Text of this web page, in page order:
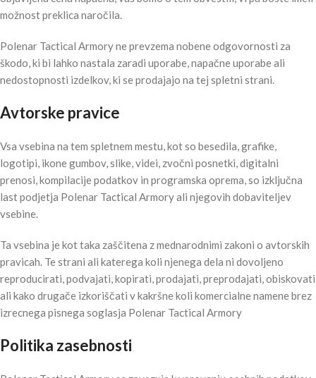
možnost preklica naročila.
Polenar Tactical Armory ne prevzema nobene odgovornosti za
škodo, ki bi lahko nastala zaradi uporabe, napačne uporabe ali
nedostopnosti izdelkov, ki se prodajajo na tej spletni strani.
Avtorske pravice
Vsa vsebina na tem spletnem mestu, kot so besedila, grafike,
logotipi, ikone gumbov, slike, videi, zvočni posnetki, digitalni
prenosi, kompilacije podatkov in programska oprema, so izključna
last podjetja Polenar Tactical Armory ali njegovih dobaviteljev
vsebine.
Ta vsebina je kot taka zaščitena z mednarodnimi zakoni o avtorskih
pravicah. Te strani ali katerega koli njenega dela ni dovoljeno
reproducirati, podvajati, kopirati, prodajati, preprodajati, obiskovati
ali kako drugače izkoriščati v kakršne koli komercialne namene brez
izrecnega pisnega soglasja Polenar Tactical Armory
Politika zasebnosti